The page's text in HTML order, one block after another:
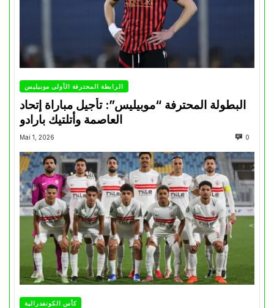
الرابطة المحترفة الأولى موبيليس
البطولة المحترفة “موبيليس”: تأجيل مباراة إتحاد
العاصمة وأتلتيك بارادو
Mai 1, 2026 0
كأس الكونفدرالية